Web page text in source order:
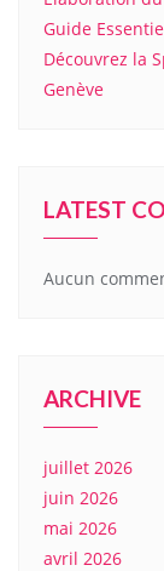
Guide
Découvrez la
Genève
LATEST
Aucun
ARCHIVE
juillet 2026
juin 2026
mai 2026
avril 2026